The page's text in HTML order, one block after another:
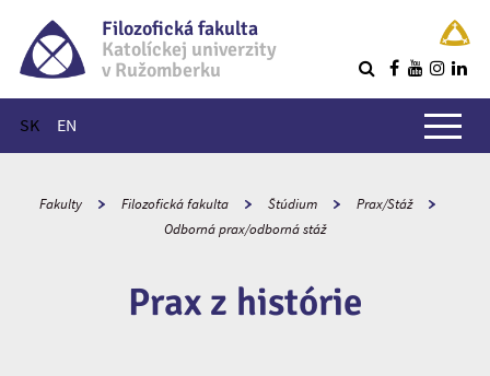
Filozofická fakulta
Katolíckej univerzity
v Ružomberku
SK EN
Hlavné menu
Fakulty Filozofická fakulta Štúdium
Prax/Stáž
Odborná prax/odborná stáž
Prax z histórie